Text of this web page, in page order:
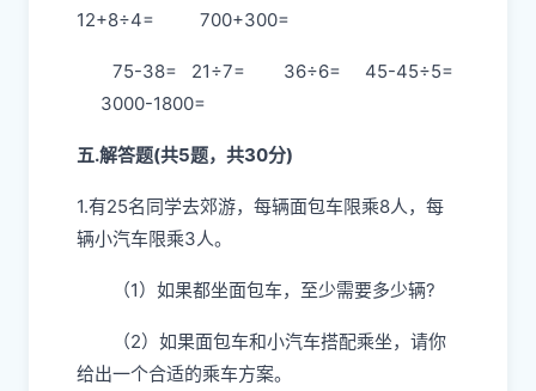
12+8÷4= 700+300=
75-38= 21÷7= 36÷6= 45-45÷5=
3000-1800=
五.解答题(共5题，共30分)
1.有25名同学去郊游，每辆面包车限乘8人，每
辆小汽车限乘3人。
（1）如果都坐面包车，至少需要多少辆?
（2）如果面包车和小汽车搭配乘坐，请你
给出一个合适的乘车方案。